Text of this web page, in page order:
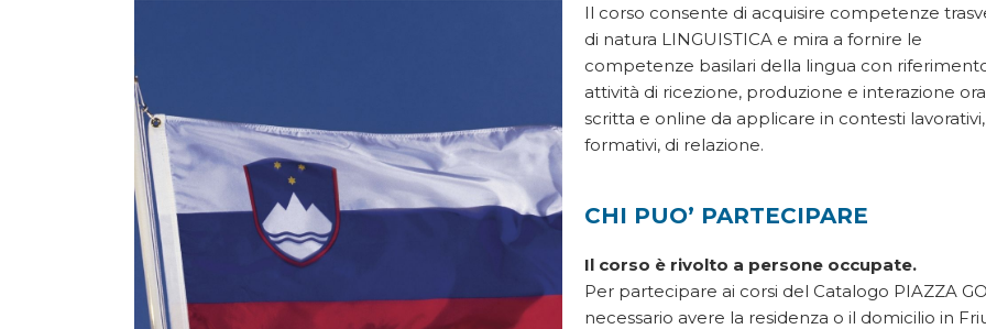
Il corso consente di acquisire competenze
di natura LINGUISTICA e mira a fornire le
competenze basilari della lingua con
attività di ricezione, produzione e interazione
scritta e online da applicare in contesti lavorativi,
formativi, di relazione.
CHI PUO’ PARTECIPARE
Il corso è rivolto a persone occupate.
Per partecipare ai corsi del Catalogo PIAZZA
necessario avere la residenza o il domicilio in